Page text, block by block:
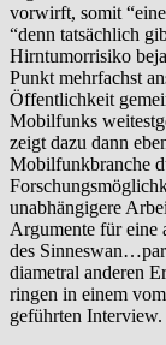
vorwirft, somit
“denn tatsächlich
Hirntumorrisiko
Punkt mehrfachst
Öffentlichkeit
Mobilfunks
zeigt dazu dann
Mobilfunkbranche
unabhängigere
Argumente für eine
des
diametral anderen
ringen in einem
geführten Interview.